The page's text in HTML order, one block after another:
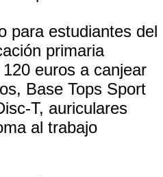
para estudiantes del
primaria
euros a canjear
Base Tops Sport
T, auriculares
al trabajo